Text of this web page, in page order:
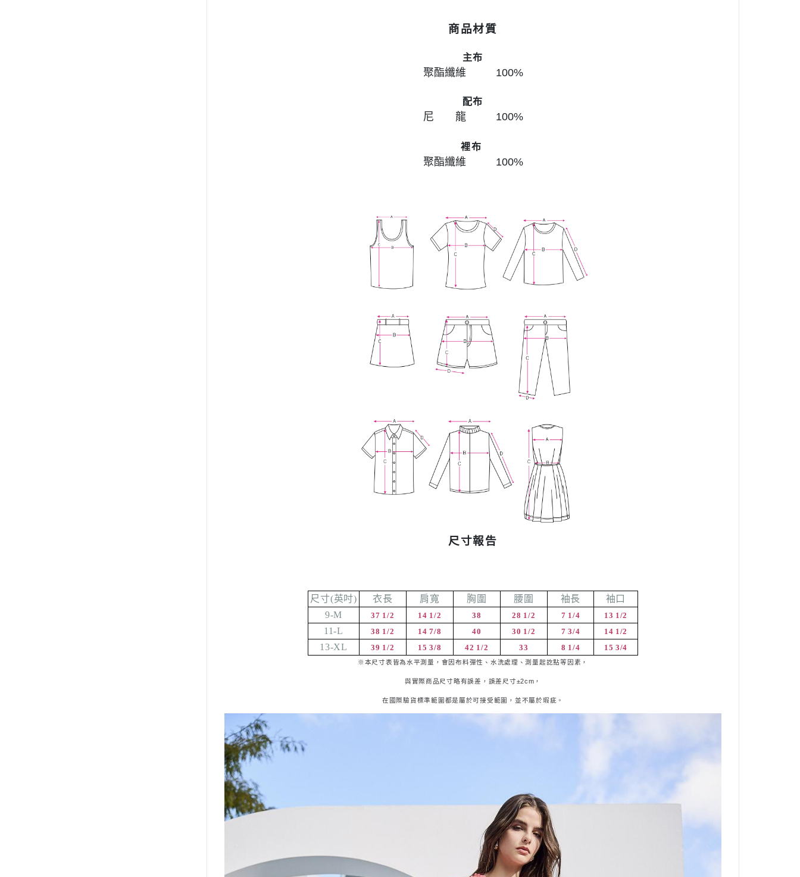
商品材質
主布
聚酯纖維 100%
配布
尼 龍 100%
裡布
聚酯纖維 100%
尺寸報告
尺寸(英吋) 衣長 肩寬 胸圍 腰圍 袖長
袖口
9-M
37 1/2 14 1/2 38 28 1/2 7 1/4 13 1/2
11-L 38 1/2 14 7/8 40 30 1/2 7 3/4 14 1/2
13-XL 39 1/2 15 3/8 42 1/2 33 8 1/4 15 3/4
※本尺寸表皆為水平測量，會因布料彈性、水洗處理、測量起訖點等因素，
與實際商品尺寸略有誤差，誤差尺寸±2cm ，
在國際驗貨標準範圍都是屬於可接受範圍，並不屬於瑕疵。